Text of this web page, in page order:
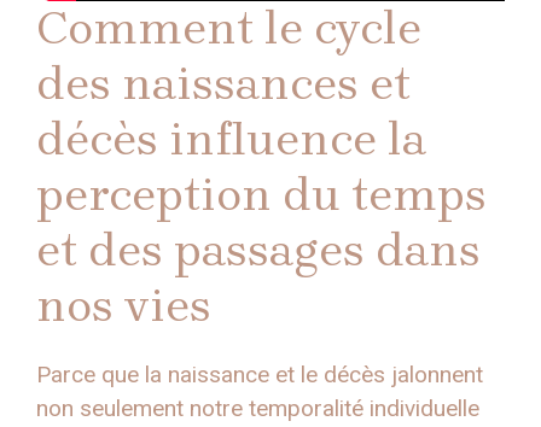
Comment le cycle
des naissances et
décès influence la
perception du temps
et des passages dans
nos vies
Parce que la naissance et le décès jalonnent
non seulement notre temporalité individuelle